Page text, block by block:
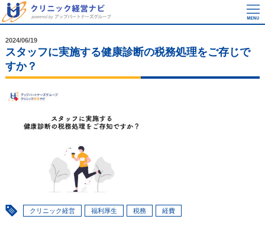
2024/06/19
スタッフに実施する健康診断の税務処理をご存じで
すか？
クリニック経営 福利厚生 税務 経費